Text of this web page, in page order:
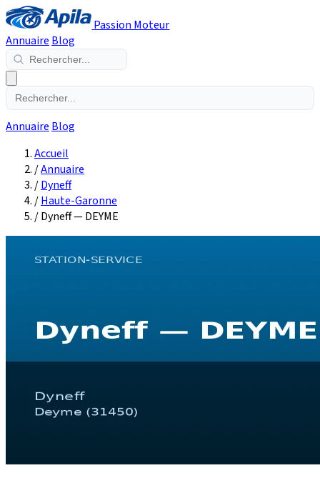
Passion Moteur
Annuaire Blog
Annuaire Blog
Accueil
/Annuaire
/Dyneff
/Haute-Garonne
/Dyneff — DEYME